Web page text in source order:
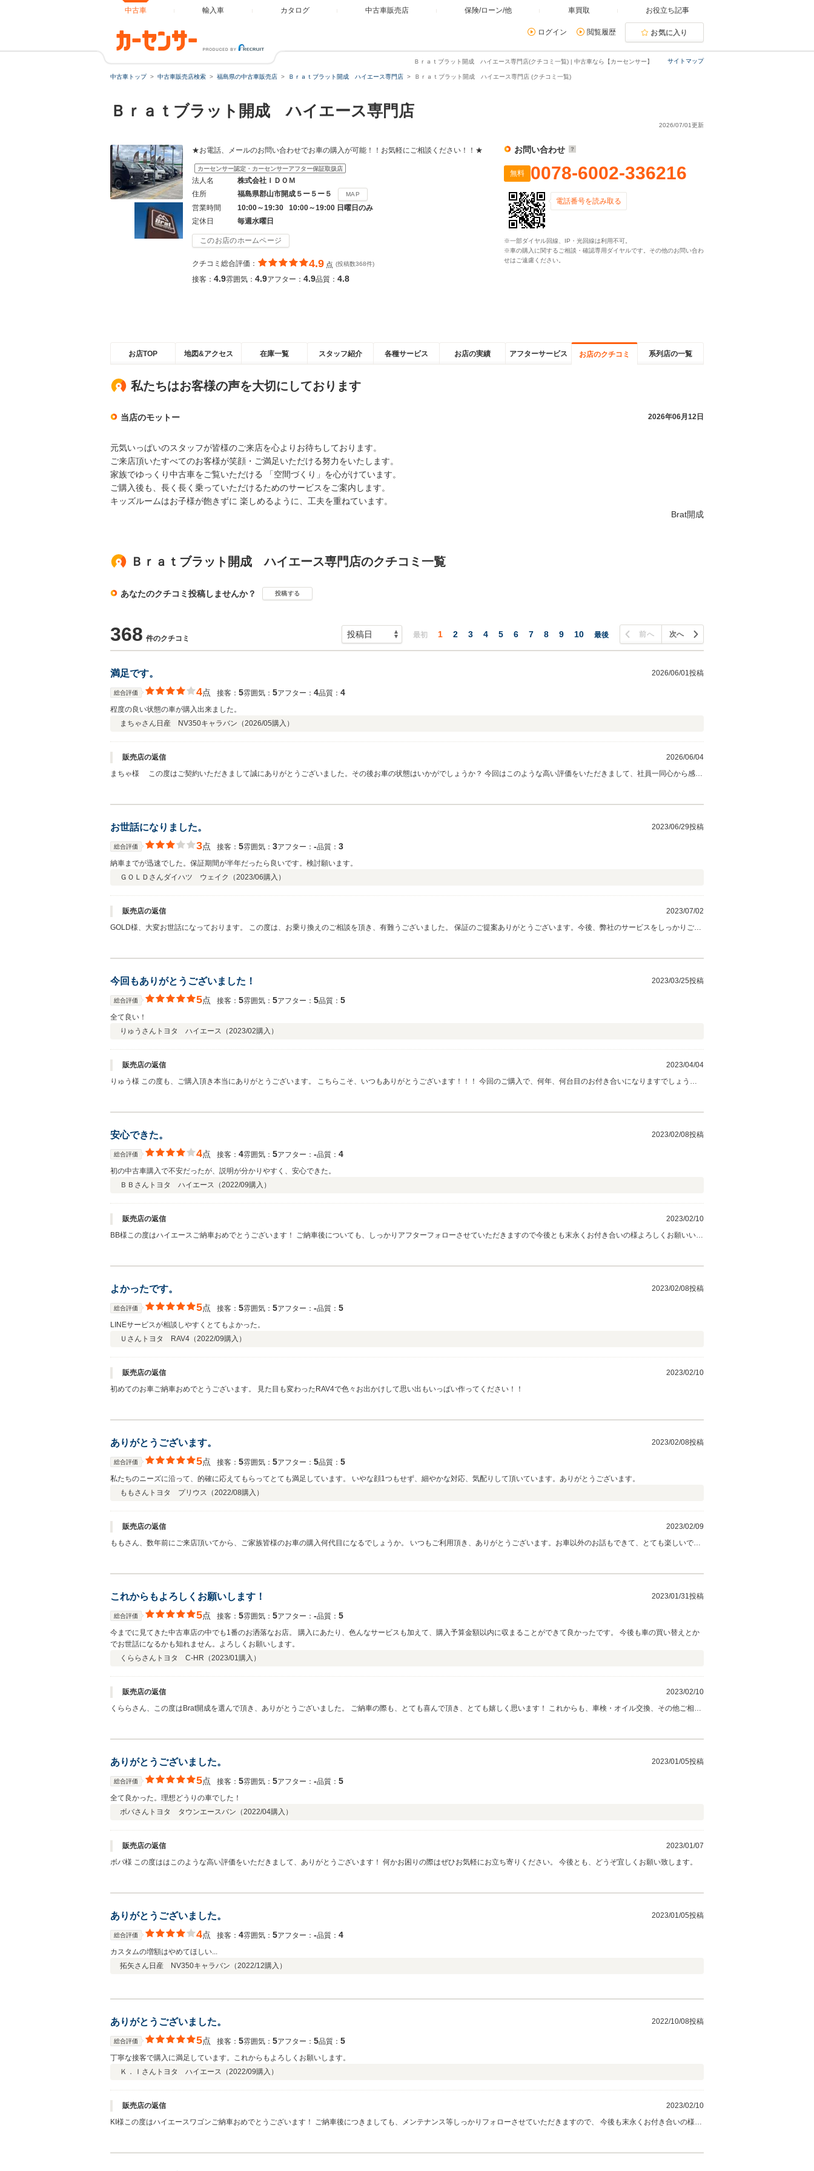
中古車 輸入車 カタログ 中古車販売店 保険/ローン/他 車買取 お役立ち記事
ログイン 閲覧履歴 お気に入り
サイトマップ
Ｂｒａｔブラット開成 ハイエース専門店(クチコミ一覧) | 中古車なら【カーセンサー】
中古車トップ 中古車販売店検索 福島県の中古車販売店 Ｂｒａｔブラット開成 ハイエース専門店 Ｂｒａｔブラット開成 ハイエース専門店 (クチコミ一覧)
Ｂｒａｔブラット開成 ハイエース専門店
2026/07/01更新
★お電話、メールのお問い合わせでお車の購入が可能！！お気軽にご相談ください！！★
カーセンサー認定・カーセンサーアフター保証取扱店
法人名
株式会社ＩＤＯＭ
住所
福島県郡山市開成５ー５ー５ MAP
営業時間
10:00～19:30 10:00～19:00 日曜日のみ
定休日
毎週水曜日
このお店のホームページ
クチコミ総合評価： 4.9 点 (投稿数368件)
接客： 4.9雰囲気： 4.9アフター： 4.9品質： 4.8
お問い合わせ
無料 0078-6002-336216
電話番号を読み取る
※一部ダイヤル回線、IP・光回線は利用不可。
※車の購入に関するご相談・確認専用ダイヤルです。その他のお問い合わ
せはご遠慮ください。
お店TOP 地図&アクセス 在庫一覧 スタッフ紹介 各種サービス お店の実績 アフターサービス お店のクチコミ 系列店の一覧
私たちはお客様の声を大切にしております
当店のモットー 2026年06月12日
元気いっぱいのスタッフが皆様のご来店を心よりお待ちしております。
ご来店頂いたすべてのお客様が笑顔・ご満足いただける努力をいたします。
家族でゆっくり中古車をご覧いただける 「空間づくり」を心がけています。
ご購入後も、長く長く乗っていただけるためのサービスをご案内します。
キッズルームはお子様が飽きずに 楽しめるように、工夫を重ねています。
Brat開成
Ｂｒａｔブラット開成 ハイエース専門店のクチコミ一覧
あなたのクチコミ投稿しませんか？ 投稿する
368 件のクチコミ 最初 1 2 3 4 5 6 7 8 9 10 最後 前へ 次へ
満足です。 2026/06/01投稿
総合評価 4点 接客： 5雰囲気： 5アフター： 4品質： 4
程度の良い状態の車が購入出来ました。
まちゃさん 日産 NV350キャラバン（2026/05購入）
販売店の返信
2026/06/04
まちゃ様 この度はご契約いただきまして誠にありがとうございました。その後お車の状態はいかがでしょうか？ 今回はこのような高い評価をいただきまして、社員一同心から感謝
お世話になりました。 2023/06/29投稿
総合評価 3点 接客： 5雰囲気： 3アフター： ‐品質： 3
納車までが迅速でした。保証期間が半年だったら良いです。検討願います。
ＧＯＬＤさんダイハツ ウェイク（2023/06購入）
販売店の返信
2023/07/02
GOLD様、大変お世話になっております。 この度は、お乗り換えのご相談を頂き、有難うございました。 保証のご提案ありがとうございます。今後、弊社のサービスをしっかりご案
今回もありがとうございました！ 2023/03/25投稿
総合評価 5点 接客： 5雰囲気： 5アフター： 5品質： 5
全て良い！
りゅうさん トヨタ ハイエース（2023/02購入）
販売店の返信
2023/04/04
りゅう様 この度も、ご購入頂き本当にありがとうございます。 こちらこそ、いつもありがとうございます！！！ 今回のご購入で、何年、何台目のお付き合いになりますでしょう
安心できた。 2023/02/08投稿
総合評価 4点 接客： 4雰囲気： 5アフター： ‐品質： 4
初の中古車購入で不安だったが、説明が分かりやすく、安心できた。
ＢＢさん トヨタ ハイエース（2022/09購入）
販売店の返信
2023/02/10
BB様この度はハイエースご納車おめでとうございます！ ご納車後についても、しっかりアフターフォローさせていただきますので今後とも末永くお付き合いの様よろしくお願いいた
よかったです。 2023/02/08投稿
総合評価 5点 接客： 5雰囲気： 5アフター： ‐品質： 5
LINEサービスが相談しやすくとてもよかった。
Ｕさん トヨタ RAV4（2022/09購入）
販売店の返信
2023/02/10
初めてのお車ご納車おめでとうございます。 見た目も変わったRAV4で色々お出かけして思い出もいっぱい作ってください！！
ありがとうございます。 2023/02/08投稿
総合評価 5点 接客： 5雰囲気： 5アフター： 5品質： 5
私たちのニーズに沿って、的確に応えてもらってとても満足しています。 いやな顔1つもせず、細やかな対応、気配りして頂いています。ありがとうございます。
ももさん トヨタ プリウス（2022/08購入）
販売店の返信
2023/02/09
ももさん、数年前にご来店頂いてから、ご家族皆様のお車の購入何代目になるでしょうか。 いつもご利用頂き、ありがとうございます。お車以外のお話もできて、とても楽しいで
これからもよろしくお願いします！ 2023/01/31投稿
総合評価 5点 接客： 5雰囲気： 5アフター： ‐品質： 5
今までに見てきた中古車店の中でも1番のお洒落なお店。 購入にあたり、色んなサービスも加えて、購入予算金額以内に収まることができて良かったです。 今後も車の買い替えとか
でお世話になるかも知れません。よろしくお願いします。
くららさん トヨタ C-HR（2023/01購入）
販売店の返信
2023/02/10
くららさん、この度はBrat開成を選んで頂き、ありがとうございました。 ご納車の際も、とても喜んで頂き、とても嬉しく思います！ これからも、車検・オイル交換、その他ご相談
ありがとうございました。 2023/01/05投稿
総合評価 5点 接客： 5雰囲気： 5アフター： ‐品質： 5
全て良かった。理想どうりの車でした！
ボバさん トヨタ タウンエースバン（2022/04購入）
販売店の返信
2023/01/07
ボバ様 この度ははこのような高い評価をいただきまして、ありがとうございます！ 何かお困りの際はぜひお気軽にお立ち寄りください。 今後とも、どうぞ宜しくお願い致します。
ありがとうございました。 2023/01/05投稿
総合評価 4点 接客： 4雰囲気： 5アフター： ‐品質： 4
カスタムの増額はやめてほしい...
拓矢さん 日産 NV350キャラバン（2022/12購入）
ありがとうございました。 2022/10/08投稿
総合評価 5点 接客： 5雰囲気： 5アフター： 5品質： 5
丁寧な接客で購入に満足しています。これからもよろしくお願いします。
Ｋ．Ｉさん トヨタ ハイエース（2022/09購入）
販売店の返信
2023/02/10
KI様この度はハイエースワゴンご納車おめでとうございます！ ご納車後につきましても、メンテナンス等しっかりフォローさせていただきますので、 今後も末永くお付き合いの様よ